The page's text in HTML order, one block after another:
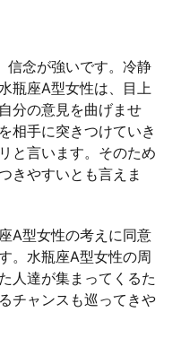
信念が強いです。冷静
瓶座A型女性は、目上
分の意見を曲げませ
相手に突きつけていき
と言います。そのため
きやすいとも言えま
A型女性の考えに同意
。水瓶座A型女性の周
人達が集まってくるた
チャンスも巡ってきや